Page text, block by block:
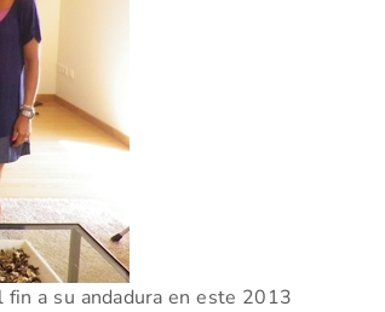
fin a su andadura en este 2013